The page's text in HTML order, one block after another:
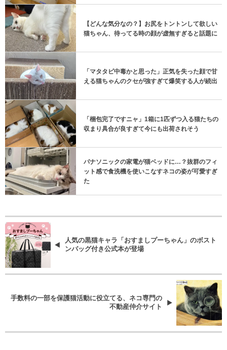
【どんな気分なの？】お尻をトントンして欲しい
猫ちゃん、待ってる時の顔が虚無すぎると話題に
「マタタビ中毒かと思った」正気を失った顔で甘
える猫ちゃんのクセが強すぎて爆笑する人が続出
「梱包完了ですニャ」1箱に1匹ずつ入る猫たちの
収まり具合が良すぎて今にも出荷されそう
パナソニックの家電が猫ベッドに…？抜群のフィ
ット感で食洗機を使いこなすネコの姿が可愛すぎ
た
人気の黒猫キャラ「おすましプーちゃん」のボスト
ンバッグ付き公式本が登場
手数料の一部を保護猫活動に役立てる、ネコ専門の
不動産仲介サイト